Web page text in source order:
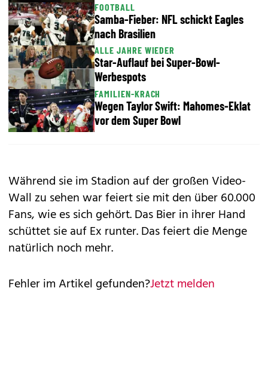
FOOTBALL
Samba-Fieber: NFL schickt Eagles
nach Brasilien
ALLE JAHRE WIEDER
Star-Auflauf bei Super-Bowl-
Werbespots
FAMILIEN-KRACH
Wegen Taylor Swift: Mahomes-Eklat
vor dem Super Bowl
Während sie im Stadion auf der großen Video-
Wall zu sehen war feiert sie mit den über 60.000
Fans, wie es sich gehört. Das Bier in ihrer Hand
schüttet sie auf Ex runter. Das feiert die Menge
natürlich noch mehr.
Fehler im Artikel gefunden?Jetzt melden